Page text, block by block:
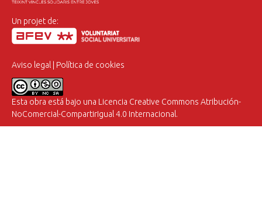
Un projet de:
Aviso legal Política de cookies
Esta obra está bajo una Licencia Creative Commons Atribución-
NoComercial-CompartirIgual 4.0 Internacional.